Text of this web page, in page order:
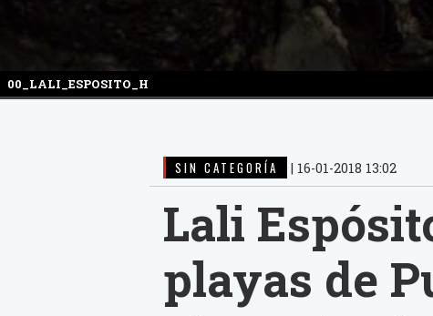
00_LALI_ESPOSITO_H
SIN CATEGORÍA | 16-01-2018 13:02
Lali
playas de